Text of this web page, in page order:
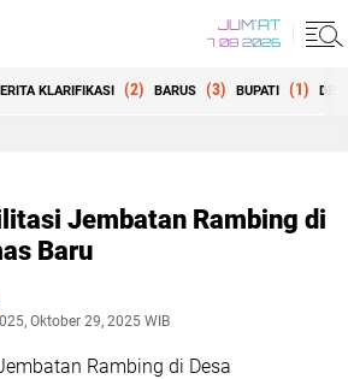
JUM'AT
7 08 2026
KLARIFIKASI (2) BARUS (3) BUPATI (1)
Jembatan Rambing di
Baru
Oktober 29, 2025 WIB
Rambing di Desa